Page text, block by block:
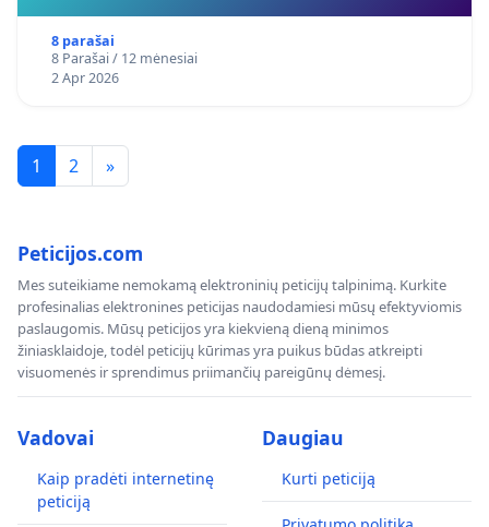
8 parašai
8 Parašai / 12 mėnesiai
2 Apr 2026
1 2 »
Peticijos.com
Mes suteikiame nemokamą elektroninių peticijų talpinimą. Kurkite
profesinalias elektronines peticijas naudodamiesi mūsų efektyviomis
paslaugomis. Mūsų peticijos yra kiekvieną dieną minimos
žiniasklaidoje, todėl peticijų kūrimas yra puikus būdas atkreipti
visuomenės ir sprendimus priimančių pareigūnų dėmesį.
Vadovai
Kaip pradėti internetinę
peticiją
Daugiau
Kurti peticiją